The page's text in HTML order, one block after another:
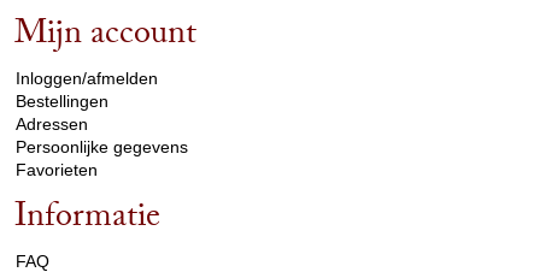
Mijn account
Inloggen/afmelden
Bestellingen
Adressen
Persoonlijke gegevens
Favorieten
Informatie
FAQ